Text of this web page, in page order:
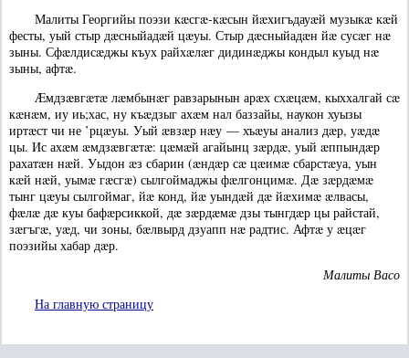
Малиты Георгийы поэзи кæсгæ-кæсын йæхигъдауæй музыкæ кæй
фесты, уый стыр дæсныйадæй цæуы. Стыр дæсныйадæн йæ сусæг нæ
зыны. Сфæлдисæджы къух райхæлæг дидинæджы кондыл куыд нæ
зыны, афтæ.
Æмдзæвгæтæ лæмбынæг равзарынын арæх схæцæм, кыххалгай сæ
кæнæм, иу иь;хас, ну къæдзыг ахæм нал баззайы, наукон хуызы
иртæст чи не ’рцæуы. Уый æвзæр нæу — хъæуы анализ дæр, уæдæ
цы. Ис ахæм æмдзæвгæтæ: цæмæй агайынц зæрдæ, уый æппындæр
рахатæн нæй. Уыдон æз сбарин (æндæр сæ цæимæ сбарстæуа, уын
кæй нæй, уымæ гæсгæ) сылгоймаджы фæлгонцимæ. Дæ зæрдæмæ
тынг цæуы сылгоймаг, йæ конд, йæ уындæй дæ йæхимæ æлвасы,
фæлæ дæ куы бафæрсиккой, дæ зæрдæмæ дзы тынгдæр цы райстай,
зæгъгæ, уæд, чи зоны, бæлвырд дзуапп нæ радтис. Афтæ у æцæг
поэзийы хабар дæр.
Малиты Васо
На главную страницу